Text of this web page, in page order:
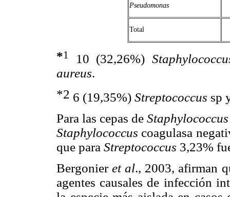
Pseudomonas
Total
*1 10 (32,26%)
aureus.
*2 6 (19,35%) Streptococcus sp
Para las cepas de Staphylococcus
Staphylococcus coagulasa
que para Streptococcus 3,23%
Bergonieret al., 2003, afirman
agentes causales de infección